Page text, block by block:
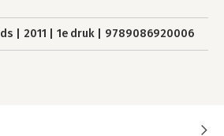
2011 1e druk 9789086920006